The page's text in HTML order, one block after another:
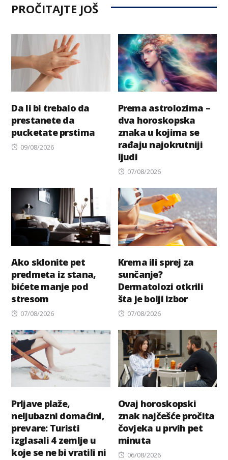
PROČITAJTE JOŠ
Da li bi trebalo da
prestanete da
pucketate prstima
Posted
09/08/2026
Prema astrolozima –
dva horoskopska
znaka u kojima se
rađaju najokrutniji
ljudi
Posted
07/08/2026
Ako sklonite pet
predmeta iz stana,
bićete manje pod
stresom
Posted
07/08/2026
Krema ili sprej za
sunčanje?
Dermatolozi otkrili
šta je bolji izbor
Posted
07/08/2026
Prljave plaže,
neljubazni domaćini,
prevare: Turisti
izglasali 4 zemlje u
koje se ne bi vratili ni
Ovaj horoskopski
znak najčešće pročita
čovjeka u prvih pet
minuta
Posted
06/08/2026